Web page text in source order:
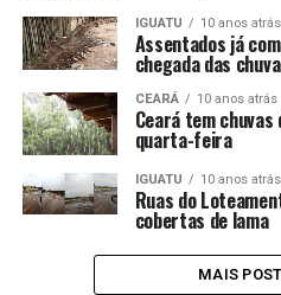
IGUATU 10 anos atrás
Assentados já
chegada das
CEARÁ 10 anos atrás
Ceará tem
quarta-feira
IGUATU 10 anos atrás
Ruas do
cobertas de lama
MAIS